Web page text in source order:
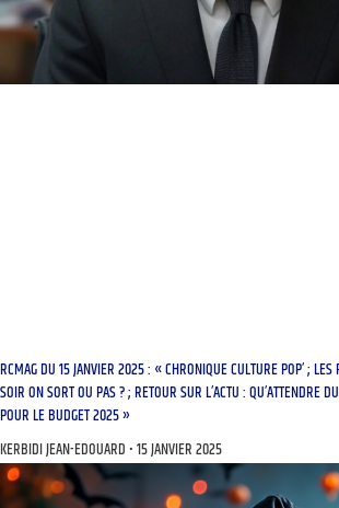
RCMAG DU 15 JANVIER 2025 : « CHRONIQUE CULTURE POP’ ; LES
SOIR ON SORT OU PAS ? ; RETOUR SUR L’ACTU : QU’ATTENDRE
POUR LE BUDGET 2025 »
KERBIDI JEAN-EDOUARD 15 JANVIER 2025